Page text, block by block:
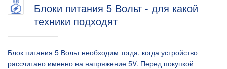
Блоки питания 5 Вольт - для какой
техники подходят
Блок питания 5 Вольт необходим тогда, когда устройство
рассчитано именно на напряжение 5V. Перед покупкой